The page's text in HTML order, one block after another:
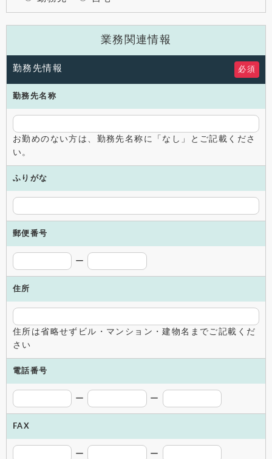
業務関連情報
勤務先情報 必須
勤務先名称
お勤めのない方は、勤務先名称に「なし」とご記載くださ
い。
ふりがな
郵便番号
ー
住所
住所は省略せずビル・マンション・建物名までご記載くだ
さい
電話番号
ー ー
FAX
ー ー